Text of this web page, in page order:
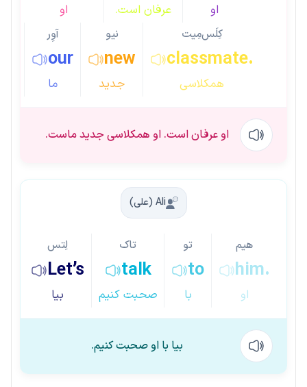
او عرفان است. او
آوِر
our
ما
نیو
new
جدید
کِلَس‌مِیت
classmate.
همکلاسی
او عرفان است. او همکلاسی جدید ماست.
Ali (علی)
لِتس
Let’s
بیا
تاک
talk
صحبت کنیم
تو
to
با
هیم
him.
او
بیا با او صحبت کنیم.